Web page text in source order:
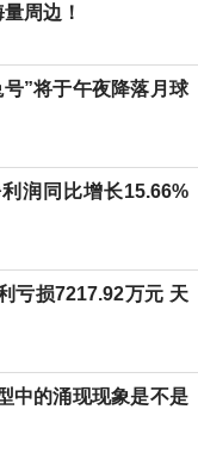
周边！
”将于午夜降落月球
润同比增长15.66%
亏损7217.92万元 天
中的涌现现象是不是